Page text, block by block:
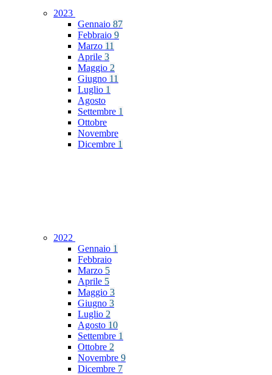
2023
Gennaio 87
Febbraio 9
Marzo 11
Aprile 3
Maggio 2
Giugno 11
Luglio 1
Agosto
Settembre 1
Ottobre
Novembre
Dicembre 1
2022
Gennaio 1
Febbraio
Marzo 5
Aprile 5
Maggio 3
Giugno 3
Luglio 2
Agosto 10
Settembre 1
Ottobre 2
Novembre 9
Dicembre 7